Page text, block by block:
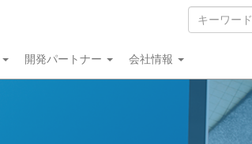
開発パートナー 会社情報